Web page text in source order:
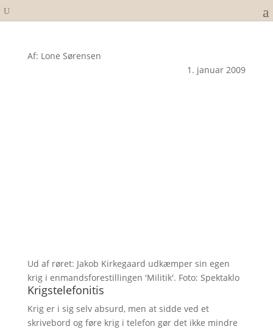
Af: Lone Sørensen
1. januar 2009
Ud af røret: Jakob Kirkegaard udkæmper sin egen
krig i enmandsforestillingen 'Militik'. Foto: Spektaklo
Krigstelefonitis
Krig er i sig selv absurd, men at sidde ved et
skrivebord og føre krig i telefon gør det ikke mindre